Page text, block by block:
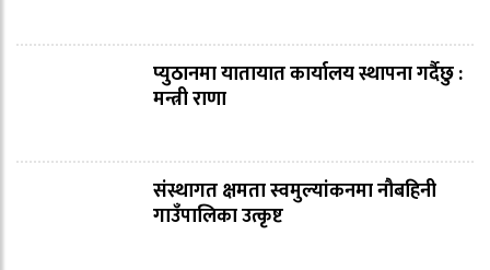
प्युठानमा यातायात कार्यालय स्थापना गर्दैछु :
मन्त्री राणा
संस्थागत क्षमता स्वमुल्यांकनमा नौबहिनी
गाउँपालिका उत्कृष्ट